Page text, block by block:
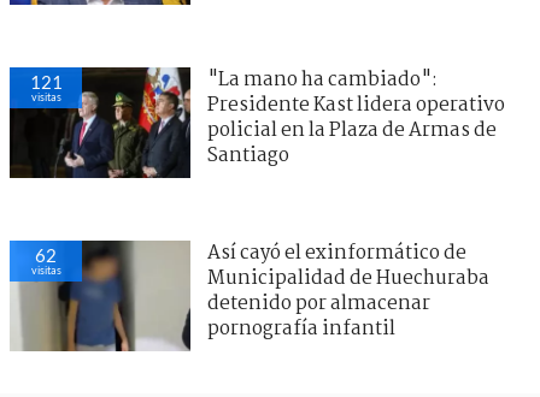
121
visitas
"La mano ha cambiado":
Presidente Kast lidera operativo
policial en la Plaza de Armas de
Santiago
62
visitas
Así cayó el exinformático de
Municipalidad de Huechuraba
detenido por almacenar
pornografía infantil